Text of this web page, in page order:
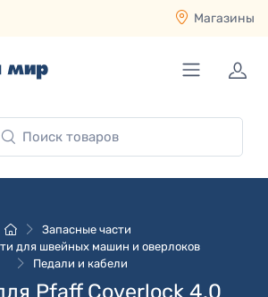
Магазины
Запасные части
для швейных машин и оверлоков
Педали и кабели
Pfaff Coverlock 4.0